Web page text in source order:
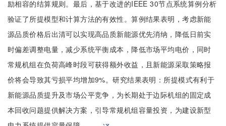
励相容的结算规则。最后，基于改进的IEEE 30节点系统算例分析
验证了所提模型和计算方法的有效性。算例结果表明，考虑新能
源品质价格后出清可以实现高品质新能源优先消纳，降低日前实
时偏差调整电量，减少系统平衡成本，降低市场平均电价，同时
常规机组在负荷高峰时段可获得额外收益，且新能源采取策略报
价将会导致其亏损平均增加9%。研究结果表明：所提模式有利于
新能源品质提升及市场公平竞争，为长期处于边际机组的固定成
本回收问题提供解决方案，引导常规机组容量投资，为建设新型